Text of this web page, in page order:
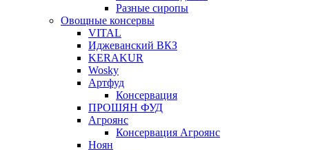
Разные сиропы
Овощные консервы
VITAL
Иджеванский ВКЗ
KERAKUR
Wosky
Артфуд
Консервация
ПРОШЯН ФУД
Агроянс
Консервация Агроянс
Ноян